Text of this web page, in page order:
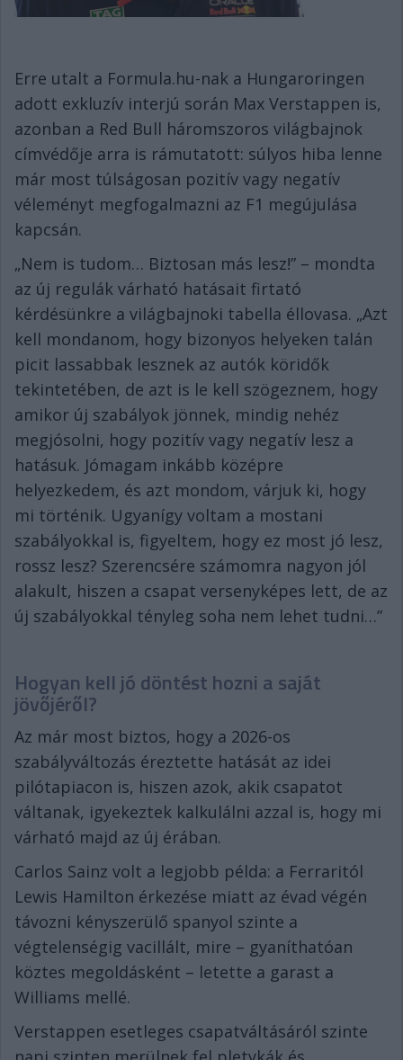
Erre utalt a Formula.hu-nak a Hungaroringen
adott exkluzív interjú során Max Verstappen is,
azonban a Red Bull háromszoros világbajnok
címvédője arra is rámutatott: súlyos hiba lenne
már most túlságosan pozitív vagy negatív
véleményt megfogalmazni az F1 megújulása
kapcsán.
„Nem is tudom… Biztosan más lesz!” – mondta
az új regulák várható hatásait firtató
kérdésünkre a világbajnoki tabella éllovasa. „Azt
kell mondanom, hogy bizonyos helyeken talán
picit lassabbak lesznek az autók köridők
tekintetében, de azt is le kell szögeznem, hogy
amikor új szabályok jönnek, mindig nehéz
megjósolni, hogy pozitív vagy negatív lesz a
hatásuk. Jómagam inkább középre
helyezkedem, és azt mondom, várjuk ki, hogy
mi történik. Ugyanígy voltam a mostani
szabályokkal is, figyeltem, hogy ez most jó lesz,
rossz lesz? Szerencsére számomra nagyon jól
alakult, hiszen a csapat versenyképes lett, de az
új szabályokkal tényleg soha nem lehet tudni…”
Hogyan kell jó döntést hozni a saját
jövőjéről?
Az már most biztos, hogy a 2026-os
szabályváltozás éreztette hatását az idei
pilótapiacon is, hiszen azok, akik csapatot
váltanak, igyekeztek kalkulálni azzal is, hogy mi
várható majd az új érában.
Carlos Sainz volt a legjobb példa: a Ferraritól
Lewis Hamilton érkezése miatt az évad végén
távozni kényszerülő spanyol szinte a
végtelenségig vacillált, mire – gyaníthatóan
köztes megoldásként – letette a garast a
Williams mellé.
Verstappen esetleges csapatváltásáról szinte